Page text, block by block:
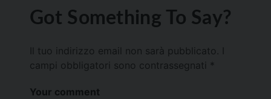
Got Something To Say?
Il tuo indirizzo email non sarà pubblicato.
campi obbligatori sono contrassegnati *
Your comment